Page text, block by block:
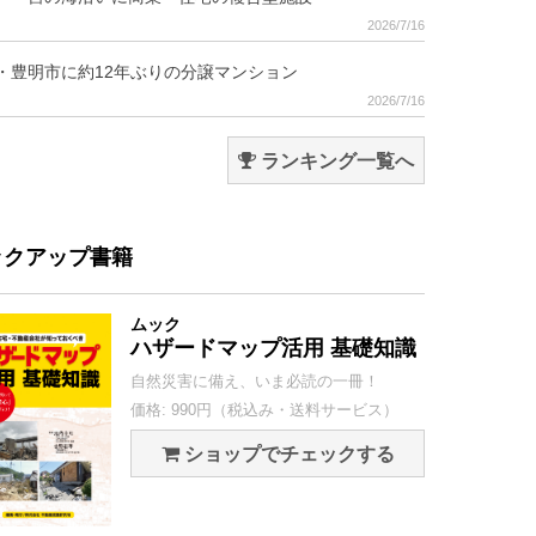
2026/7/16
豊明市に約12年ぶりの分譲マンション
2026/7/16
ランキング一覧へ
アップ書籍
ムック
ハザードマップ活用 基礎知識
自然災害に備え、いま必読の一冊！
価格: 990円（税込み・送料サービス）
ショップでチェックする